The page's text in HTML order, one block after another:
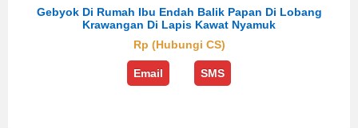
Gebyok Di Rumah Ibu Endah Balik Papan Di Lobang
Krawangan Di Lapis Kawat Nyamuk
Rp (Hubungi CS)
Email SMS